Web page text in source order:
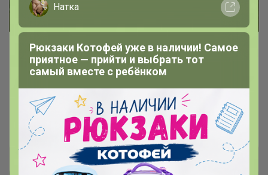
Весенне-летние стильные новинки
Sabotage
Марчелка
Натка
Рюкзаки Котофей уже в наличии! Самое
приятное — прийти и выбрать тот
самый вместе с ребёнком